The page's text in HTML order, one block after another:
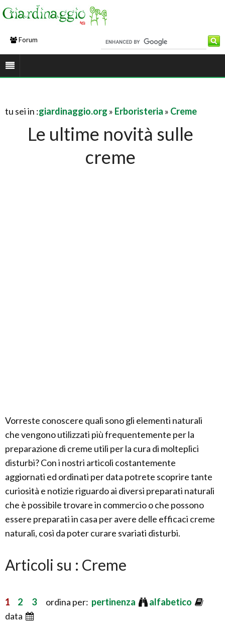
Forum
tu sei in :giardinaggio.org » Erboristeria » Creme
Le ultime novità sulle
creme
Vorreste conoscere quali sono gli elementi naturali
che vengono utilizzati più frequentemente per la
preparazione di creme utili per la cura di molteplici
disturbi? Con i nostri articoli costantemente
aggiornati ed ordinati per data potrete scoprire tante
curiosità e notizie riguardo ai diversi preparati naturali
che è possibile trovare in commercio o che possono
essere preparati in casa per avere delle efficaci creme
naturali, così da poter curare svariati disturbi.
Articoli su : Creme
1 2 3ordina per: pertinenza
alfabetico
data